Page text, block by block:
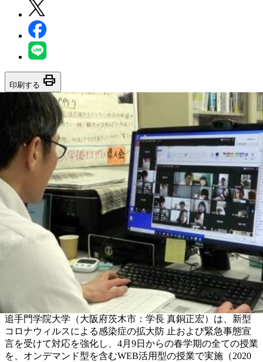
印刷する print
追手門学院大学（大阪府茨木市：学長 真銅正宏）は、新型
コロナウィルスによる感染症の拡大防 止および緊急事態宣
言を受けて対応を強化し、4月9日からの春学期の全ての授業
を、オンデマンド型を含むWEB活用型の授業で実施（2020